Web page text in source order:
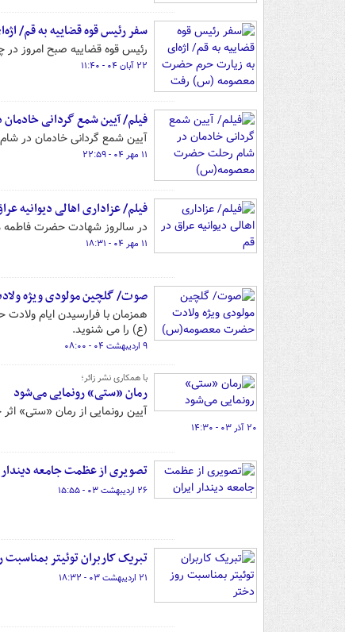
سفر رئیس قوه قضاییه به قم/
رئیس قوه قضاییه صبح امروز
۲۲ آبان ۰۴ - ۱۱:۴۰
فیلم/ آیین شمع گردانی
آیین شمع گردانی خادمان در
۱۱ مهر ۰۴ - ۲۲:۵۹
فیلم/ عزاداری اهالی دیوانیه
در سالروز شهادت حضرت فاطمه
۱۱ مهر ۰۴ - ۱۸:۳۱
صوت/ گلچین مولودی ویژه
همزمان با فرارسیدن ایام
(ع) را می شنوید.
۹ اردیبهشت ۰۴ - ۰۸:۰۰
با همکاری نشر زائر؛
رمان «ستی» رونمایی می‌شود
آیین رونمایی از رمان «ستی»
۲۰ آذر ۰۳ - ۱۴:۳۰
تصویری از عظمت جامعه دیندار
۲۶ اردیبهشت ۰۳ - ۱۵:۵۵
تبریک کاربران توئیتر بمناسبت
۲۱ اردیبهشت ۰۳ - ۱۸:۳۲